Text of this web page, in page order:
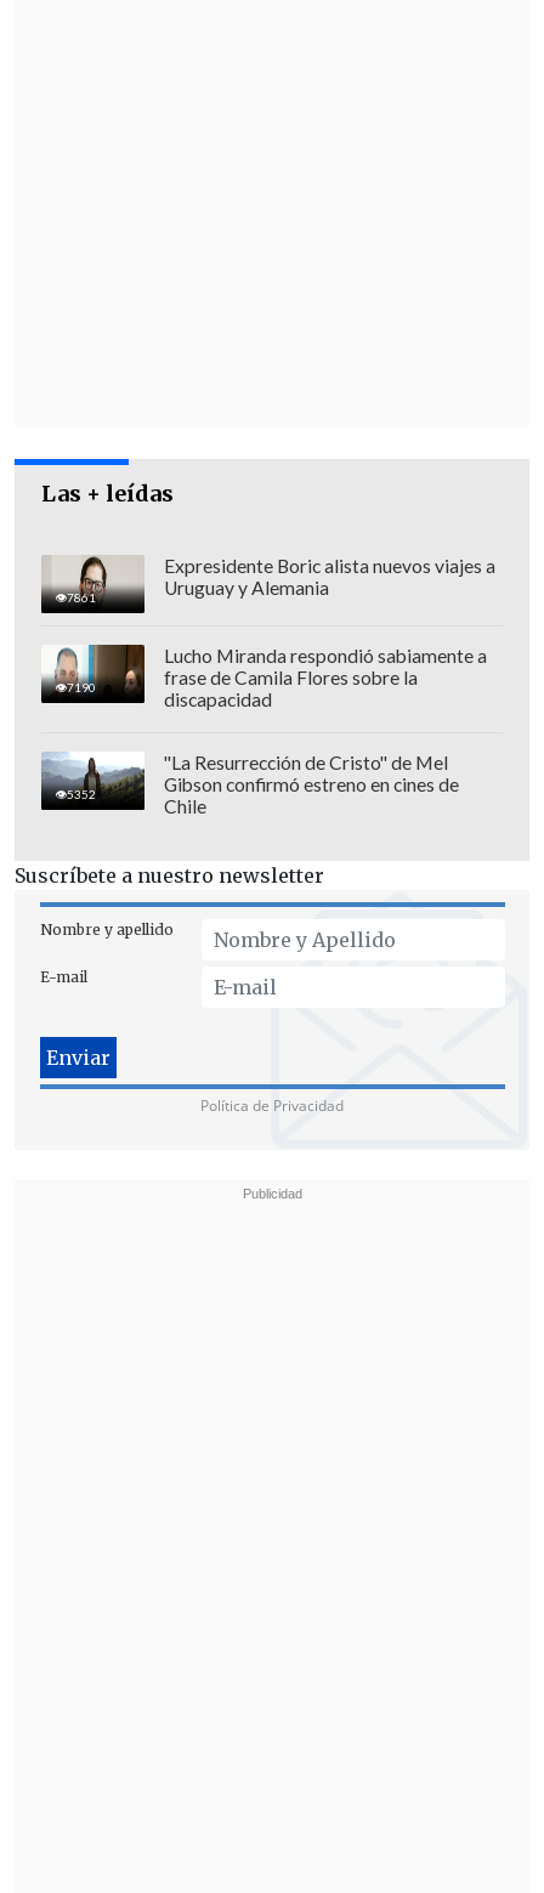
En tanto,la venta general comenzará el
sábado 2 de noviembre
a las 11:01 horas
mediante el mismo sistema.
Las + leídas
7861
Expresidente Boric alista nuevos viajes a
Uruguay y Alemania
7190
Lucho Miranda respondió sabiamente a
frase de Camila Flores sobre la
discapacidad
5352
"La Resurrección de Cristo" de Mel
Gibson confirmó estreno en cines de
Chile
Suscríbete a nuestro newsletter
Nombre y apellido
E-mail
Política de Privacidad